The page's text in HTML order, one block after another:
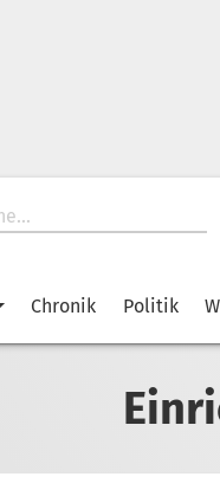
Chronik Politik